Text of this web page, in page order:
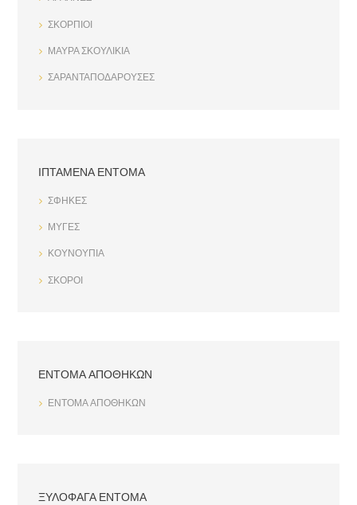
ΣΚΟΡΠΙΟΙ
ΜΑΥΡΑ ΣΚΟΥΛΙΚΙΑ
ΣΑΡΑΝΤΑΠΟΔΑΡΟΥΣΕΣ
ΙΠΤΑΜΕΝΑ ΕΝΤΟΜΑ
ΣΦΗΚΕΣ
ΜΥΓΕΣ
ΚΟΥΝΟΥΠΙΑ
ΣΚΟΡΟΙ
ΕΝΤΟΜΑ ΑΠΟΘΗΚΩΝ
ΕΝΤΟΜΑ ΑΠΟΘΗΚΩΝ
ΞΥΛΟΦΑΓΑ ΕΝΤΟΜΑ